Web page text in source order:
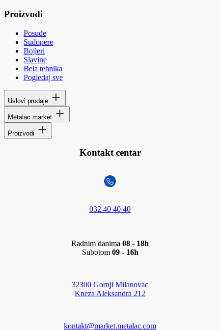
Proizvodi
Posuđe
Sudopere
Bojleri
Slavine
Bela tehnika
Pogledaj sve
Uslovi prodaje
Metalac market
Proizvodi
Kontakt centar
032 40 40 40
Radnim danima 08 - 18h
Subotom 09 - 16h
32300 Gornji Milanovac
Kneza Aleksandra 212
kontakt@market.metalac.com